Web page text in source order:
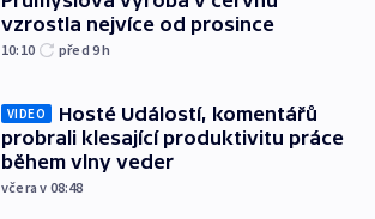
vzrostla nejvíce od prosince
10:10 před 9h
VIDEO
Hosté Událostí, komentářů
probrali klesající produktivitu práce
během vlny veder
včera v 08:48